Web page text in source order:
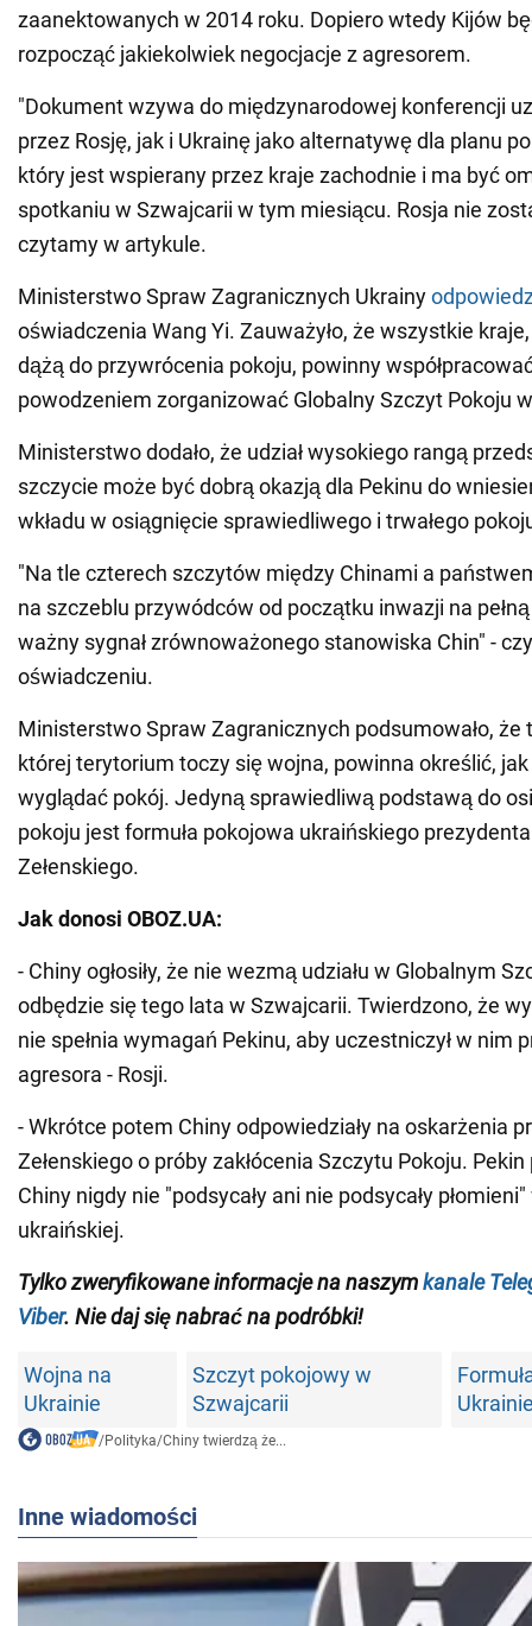
zaanektowanych w 2014 roku. Dopiero wtedy Kijów
rozpocząć jakiekolwiek negocjacje z agresorem.
"Dokument wzywa do międzynarodowej konferencji
przez Rosję, jak i Ukrainę jako alternatywę dla planu
który jest wspierany przez kraje zachodnie i ma być
spotkaniu w Szwajcarii w tym miesiącu. Rosja nie
czytamy w artykule.
Ministerstwo Spraw Zagranicznych Ukrainy
oświadczenia Wang Yi. Zauważyło, że wszystkie
dążą do przywrócenia pokoju, powinny
powodzeniem zorganizować Globalny Szczyt Pokoju
Ministerstwo dodało, że udział wysokiego rangą
szczycie może być dobrą okazją dla Pekinu do
wkładu w osiągnięcie sprawiedliwego i trwałego
"Na tle czterech szczytów między Chinami a
na szczeblu przywódców od początku inwazji na pełną
ważny sygnał zrównoważonego stanowiska Chin" -
oświadczeniu.
Ministerstwo Spraw Zagranicznych podsumowało, że
której terytorium toczy się wojna, powinna określić,
wyglądać pokój. Jedyną sprawiedliwą podstawą do
pokoju jest formuła pokojowa ukraińskiego
Zełenskiego.
Jak donosi OBOZ.UA:
- Chiny ogłosiły, że nie wezmą udziału w Globalnym
odbędzie się tego lata w Szwajcarii. Twierdzono, że
nie spełnia wymagań Pekinu, aby uczestniczył w nim
agresora - Rosji.
- Wkrótce potem Chiny odpowiedziały na oskarżenia
Zełenskiego o próby zakłócenia Szczytu Pokoju. Pekin
Chiny nigdy nie "podsycały ani nie podsycały
ukraińskiej.
Tylko zweryfikowane informacje na naszymkanale
Viber. Nie daj się nabrać na podróbki!
Wojna na
Ukrainie
Szczyt pokojowy w
Szwajcarii
/Polityka/Chiny twierdzą że...
Inne wiadomości